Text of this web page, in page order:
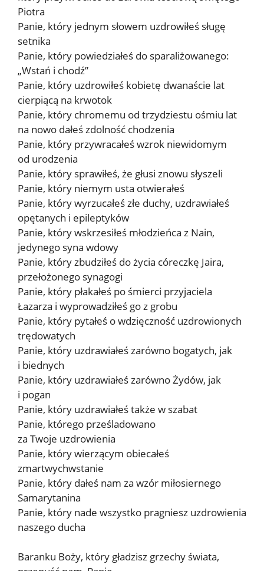
Piotra
Panie, który jednym słowem uzdrowiłeś sługę
setnika
Panie, który powiedziałeś do sparaliżowanego:
„Wstań i chodź”
Panie, który uzdrowiłeś kobietę dwanaście lat
cierpiącą na krwotok
Panie, który chromemu od trzydziestu ośmiu lat
na nowo dałeś zdolność chodzenia
Panie, który przywracałeś wzrok niewidomym
od urodzenia
Panie, który sprawiłeś, że głusi znowu słyszeli
Panie, który niemym usta otwierałeś
Panie, który wyrzucałeś złe duchy, uzdrawiałeś
opętanych i epileptyków
Panie, który wskrzesiłeś młodzieńca z Nain,
jedynego syna wdowy
Panie, który zbudziłeś do życia córeczkę Jaira,
przełożonego synagogi
Panie, który płakałeś po śmierci przyjaciela
Łazarza i wyprowadziłeś go z grobu
Panie, który pytałeś o wdzięczność uzdrowionych
trędowatych
Panie, który uzdrawiałeś zarówno bogatych, jak
i biednych
Panie, który uzdrawiałeś zarówno Żydów, jak
i pogan
Panie, który uzdrawiałeś także w szabat
Panie, którego prześladowano
za Twoje uzdrowienia
Panie, który wierzącym obiecałeś
zmartwychwstanie
Panie, który dałeś nam za wzór miłosiernego
Samarytanina
Panie, który nade wszystko pragniesz uzdrowienia
naszego ducha
Baranku Boży, który gładzisz grzechy świata,